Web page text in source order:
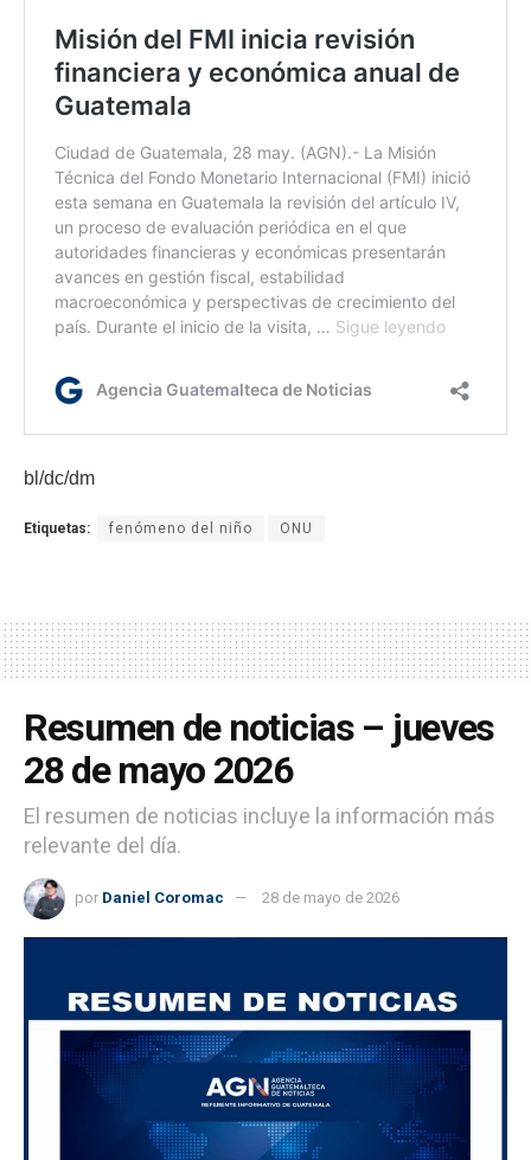
bl/dc/dm
Etiquetas: fenómeno del niño ONU
Resumen de noticias – jueves
28 de mayo 2026
El resumen de noticias incluye la información más
relevante del día.
por Daniel Coromac 28 de mayo de 2026